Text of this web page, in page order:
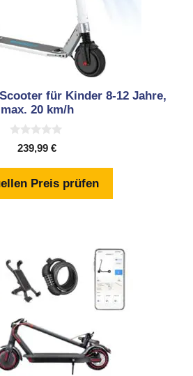
für Kinder 8-12 Jahre,
max. 20 km/h
5
239,99 €
Preis prüfen